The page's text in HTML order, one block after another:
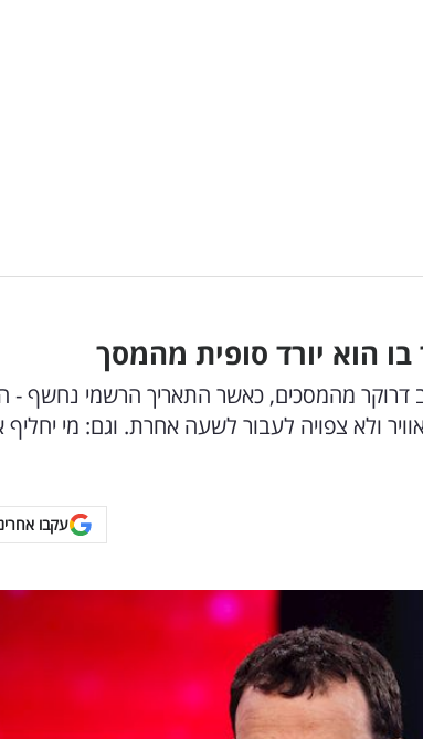
ולא צפויה לעבור לשעה אחרת. וגם: מי
עקבו